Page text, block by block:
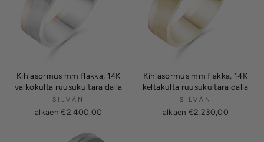
Kihlasormus mm flakka, 14K
valkokulta ruusukultaraidalla
SILVÁN
alkaen €2.400,00
Kihlasormus mm flakka, 14K
keltakulta ruusukultaraidalla
SILVÁN
alkaen €2.230,00